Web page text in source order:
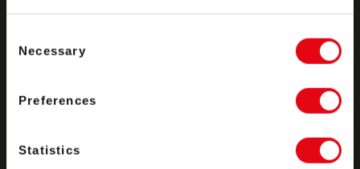
Selection
Necessary
Preferences
Statistics
Soluções